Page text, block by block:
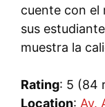
cuente con el
sus
muestra la
Rating: 5 (84
Location: Av.